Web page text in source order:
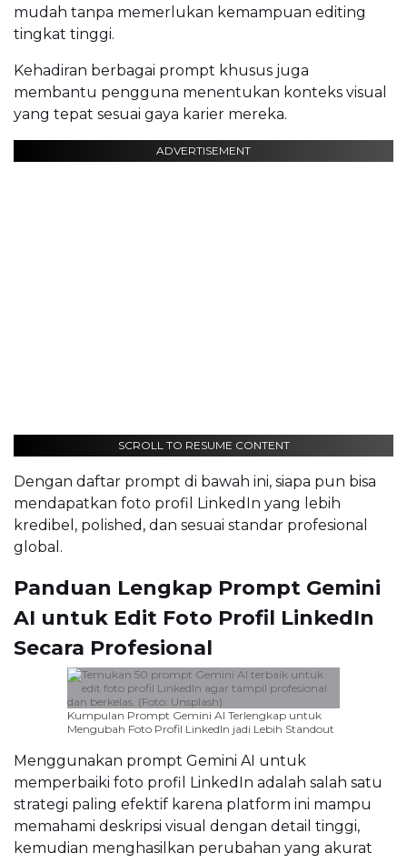
mudah tanpa memerlukan kemampuan editing
tingkat tinggi.
Kehadiran berbagai prompt khusus juga
membantu pengguna menentukan konteks visual
yang tepat sesuai gaya karier mereka.
ADVERTISEMENT
SCROLL TO RESUME CONTENT
Dengan daftar prompt di bawah ini, siapa pun bisa
mendapatkan foto profil LinkedIn yang lebih
kredibel, polished, dan sesuai standar profesional
global.
Panduan Lengkap Prompt Gemini
AI untuk Edit Foto Profil LinkedIn
Secara Profesional
Kumpulan Prompt Gemini AI Terlengkap untuk
Mengubah Foto Profil LinkedIn jadi Lebih Standout
Menggunakan prompt Gemini AI untuk
memperbaiki foto profil LinkedIn adalah salah satu
strategi paling efektif karena platform ini mampu
memahami deskripsi visual dengan detail tinggi,
kemudian menghasilkan perubahan yang akurat